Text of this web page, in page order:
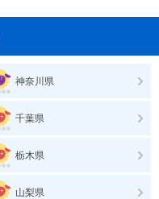
神奈川県
千葉県
栃木県
山梨県